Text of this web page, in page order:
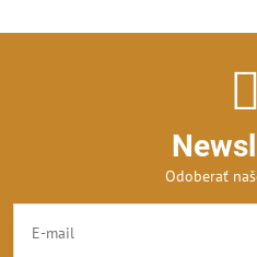
Odoberať